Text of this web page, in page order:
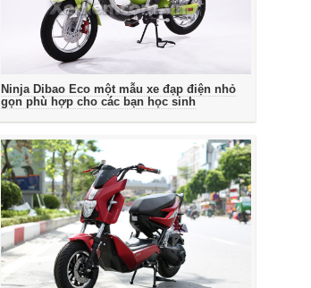
Ninja Dibao Eco một mẫu xe đạp điện nhỏ
gọn phù hợp cho các bạn học sinh